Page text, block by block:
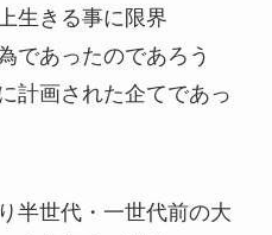
生きる事に限界
であったのであろう
計画された企てであっ
半世代・一世代前の大